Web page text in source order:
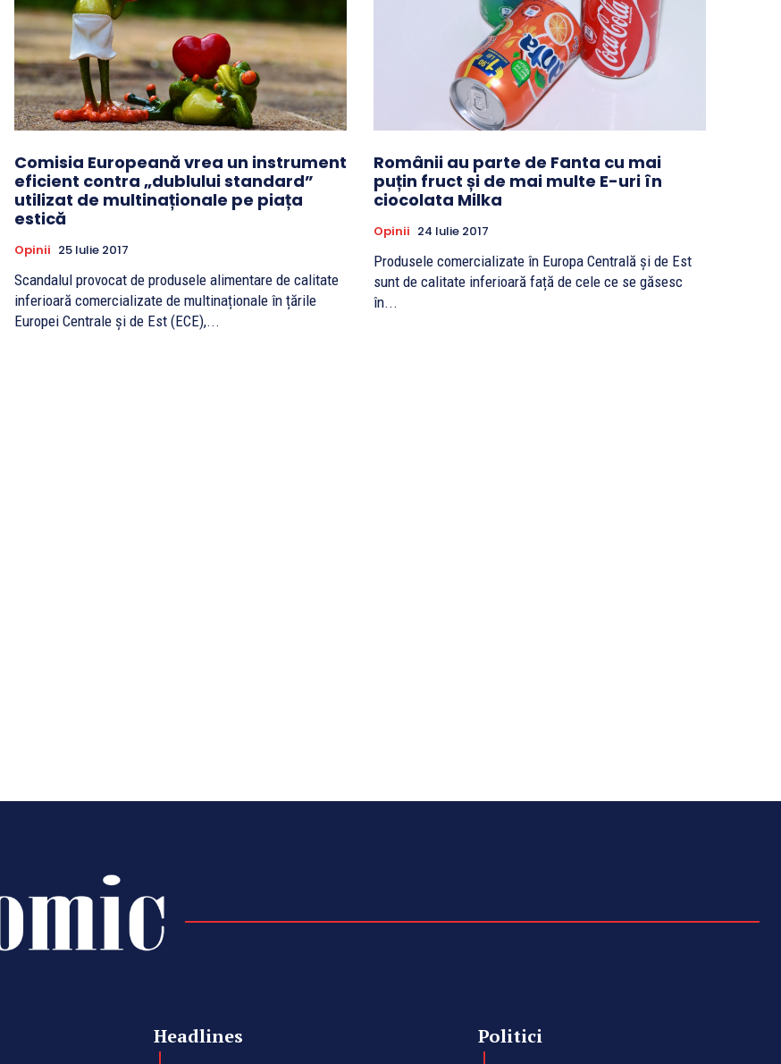
Comisia Europeană vrea un instrument
eficient contra „dublului standard”
utilizat de multinaționale pe piața
estică
Opinii 25 Iulie 2017
Scandalul provocat de produsele alimentare de calitate
inferioară comercializate de multinaționale în țările
Europei Centrale și de Est (ECE),...
Românii au parte de Fanta cu mai
puțin fruct și de mai multe E-uri în
ciocolata Milka
Opinii 24 Iulie 2017
Produsele comercializate în Europa Centrală și de Est
sunt de calitate inferioară față de cele ce se găsesc
în...
Headlines Politici